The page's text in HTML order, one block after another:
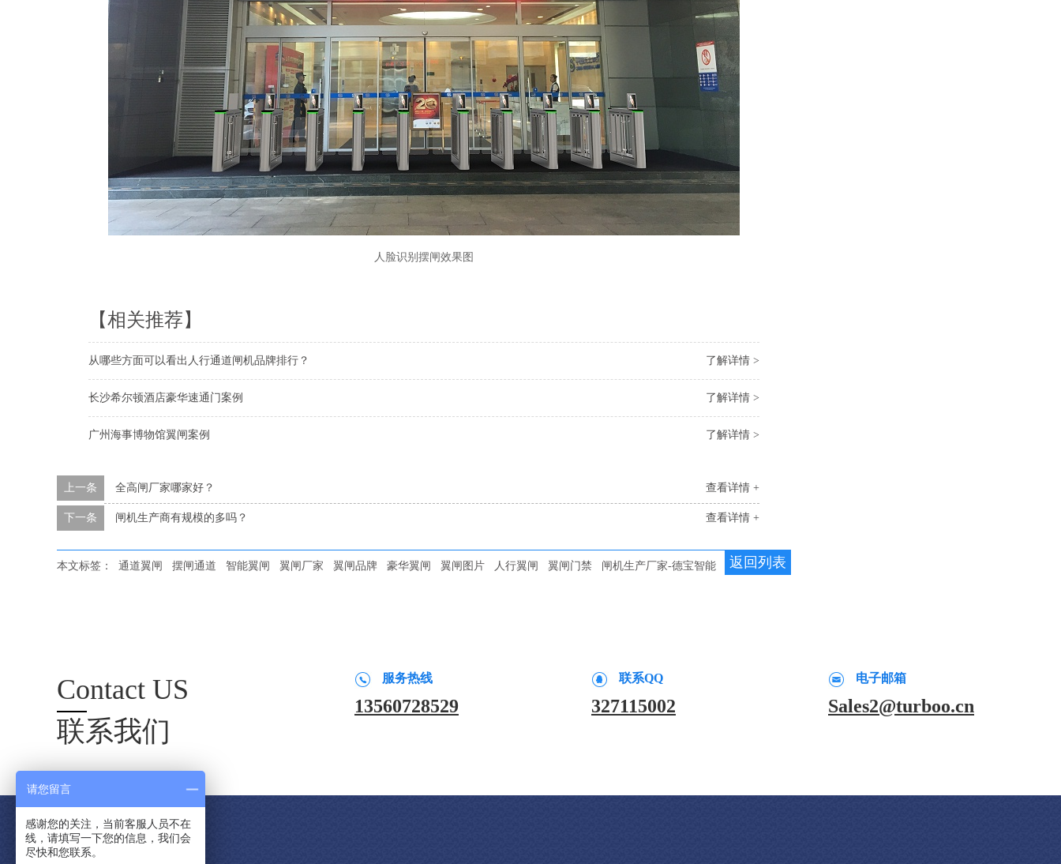
人脸识别摆闸效果图
【相关推荐】
了解详情 >
从哪些方面可以看出人行通道闸机品牌排行？
了解详情 >
长沙希尔顿酒店豪华速通门案例
了解详情 >
广州海事博物馆翼闸案例
查看详情 +
上一条 全高闸厂家哪家好？
查看详情 +
下一条 闸机生产商有规模的多吗？
返回列表
本文标签： 通道翼闸 摆闸通道 智能翼闸 翼闸厂家 翼闸品牌 豪华翼闸 翼闸图片 人行翼闸 翼闸门禁 闸机生产厂家-德宝智能
Contact US
联系我们
服务热线
13560728529
联系QQ
327115002
电子邮箱
Sales2@turboo.cn
请您留言
感谢您的关注，当前客服人员不在
线，请填写一下您的信息，我们会
尽快和您联系。